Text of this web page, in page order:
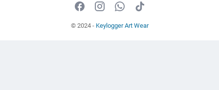
© 2024 - Keylogger Art Wear